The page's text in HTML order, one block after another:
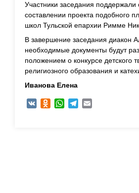
Участники заседания
составлении проекта подобного
школ Тульской епархии Римме
В завершение заседания диакон
необходимые документы будут
положением о конкурсе детского
религиозного образования и
Иванова Елена
VK Odnoklassniki
WhatsAppTelegram